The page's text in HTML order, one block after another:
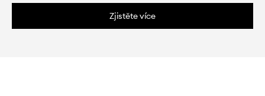
Zjistěte více